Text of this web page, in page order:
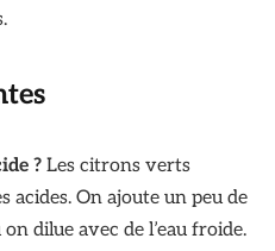
? Les citrons verts
acides. On ajoute un peu de
dilue avec de l’eau froide.